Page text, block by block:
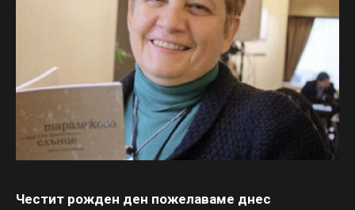
Честит рожден ден пожелаваме днес